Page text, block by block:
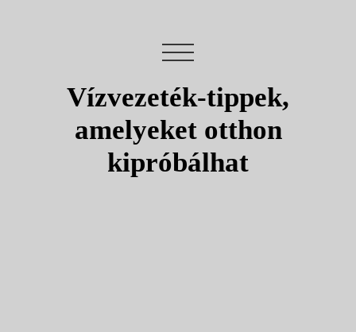
Vízvezeték-tippek,
amelyeket otthon
kipróbálhat